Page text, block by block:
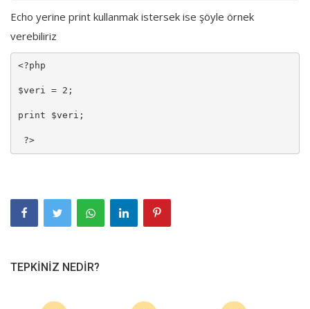
Echo yerine print kullanmak istersek ise şöyle örnek
verebiliriz
<?php
$veri = 2;
print $veri;
?>
TEPKINIZ NEDIR?